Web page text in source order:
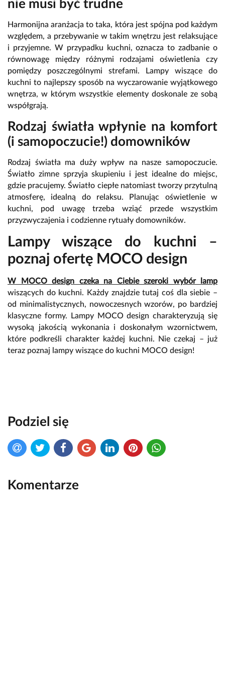
nie musi być trudne
Harmonijna aranżacja to taka, która jest spójna pod każdym
względem, a przebywanie w takim wnętrzu jest relaksujące
i przyjemne. W przypadku kuchni, oznacza to zadbanie o
równowagę między różnymi rodzajami oświetlenia czy
pomiędzy poszczególnymi strefami. Lampy wiszące do
kuchni to najlepszy sposób na wyczarowanie wyjątkowego
wnętrza, w którym wszystkie elementy doskonale ze sobą
współgrają.
Rodzaj światła wpłynie na komfort
(i samopoczucie!) domowników
Rodzaj światła ma duży wpływ na nasze samopoczucie.
Światło zimne sprzyja skupieniu i jest idealne do miejsc,
gdzie pracujemy. Światło ciepłe natomiast tworzy przytulną
atmosferę, idealną do relaksu. Planując oświetlenie w
kuchni, pod uwagę trzeba wziąć przede wszystkim
przyzwyczajenia i codzienne rytuały domowników.
Lampy wiszące do kuchni –
poznaj ofertę MOCO design
W MOCO design czeka na Ciebie szeroki wybór lamp
wiszących do kuchni. Każdy znajdzie tutaj coś dla siebie –
od minimalistycznych, nowoczesnych wzorów, po bardziej
klasyczne formy. Lampy MOCO design charakteryzują się
wysoką jakością wykonania i doskonałym wzornictwem,
które podkreśli charakter każdej kuchni. Nie czekaj – już
teraz poznaj lampy wiszące do kuchni MOCO design!
Podziel się
Komentarze